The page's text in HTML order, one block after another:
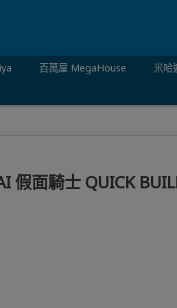
百萬屋 MegaHouse 米哈
假面騎士 QUICK